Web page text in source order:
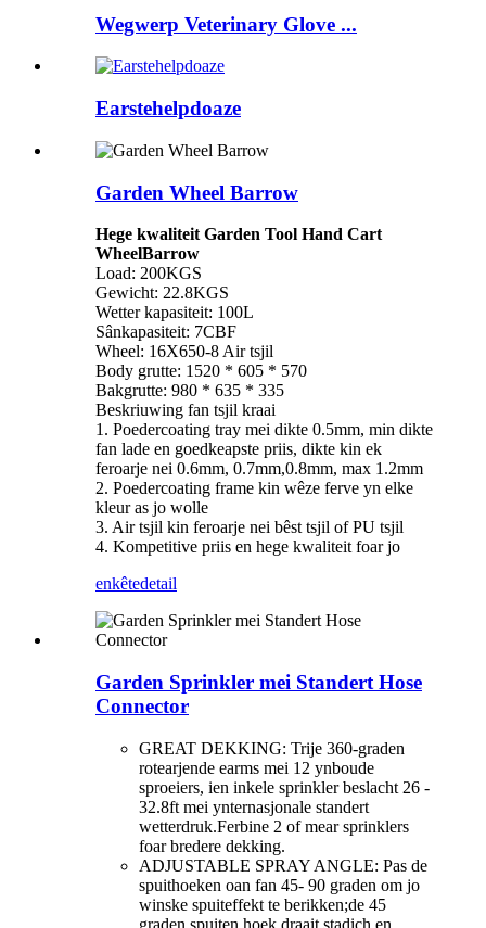
Wegwerp Veterinary Glove ...
Earstehelpdoaze
Garden Wheel Barrow
Hege kwaliteit Garden Tool Hand Cart
WheelBarrow
Load: 200KGS
Gewicht: 22.8KGS
Wetter kapasiteit: 100L
Sânkapasiteit: 7CBF
Wheel: 16X650-8 Air tsjil
Body grutte: 1520 * 605 * 570
Bakgrutte: 980 * 635 * 335
Beskriuwing fan tsjil kraai
1. Poedercoating tray mei dikte 0.5mm, min dikte
fan lade en goedkeapste priis, dikte kin ek
feroarje nei 0.6mm, 0.7mm,0.8mm, max 1.2mm
2. Poedercoating frame kin wêze ferve yn elke
kleur as jo wolle
3. Air tsjil kin feroarje nei bêst tsjil of PU tsjil
4. Kompetitive priis en hege kwaliteit foar jo
enkêtedetail
Garden Sprinkler mei Standert Hose
Connector
GREAT DEKKING: Trije 360-graden
rotearjende earms mei 12 ynboude
sproeiers, ien inkele sprinkler beslacht 26 -
32.8ft mei ynternasjonale standert
wetterdruk.Ferbine 2 of mear sprinklers
foar bredere dekking.
ADJUSTABLE SPRAY ANGLE: Pas de
spuithoeken oan fan 45- 90 graden om jo
winske spuiteffekt te berikken;de 45
graden spuiten hoek draait stadich en